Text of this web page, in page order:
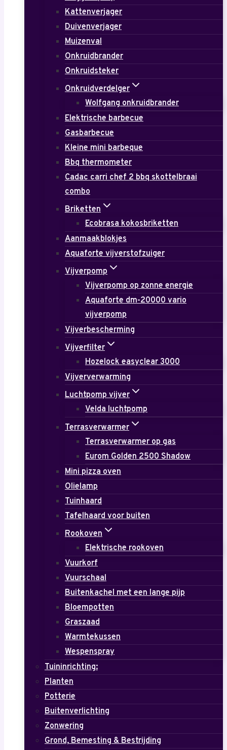
Kattenverjager
Duivenverjager
Muizenval
Onkruidbrander
Onkruidsteker
Onkruidverdelger
Wolfgang onkruidbrander
Elektrische barbecue
Gasbarbecue
Kleine mini barbeque
Bbq thermometer
Cadac carri chef 2 bbq skottelbraai
combo
Briketten
Ecobrasa kokosbriketten
Aanmaakblokjes
Aquaforte vijverstofzuiger
Vijverpomp
Vijverpomp op zonne energie
Aquaforte dm-20000 vario
vijverpomp
Vijverbescherming
Vijverfilter
Hozelock easyclear 3000
Vijververwarming
Luchtpomp vijver
Velda luchtpomp
Terrasverwarmer
Terrasverwarmer op gas
Eurom Golden 2500 Shadow
Mini pizza oven
Olielamp
Tuinhaard
Tafelhaard voor buiten
Rookoven
Elektrische rookoven
Vuurkorf
Vuurschaal
Buitenkachel met een lange pijp
Bloempotten
Graszaad
Warmtekussen
Wespenspray
Tuininrichting:
Planten
Potterie
Buitenverlichting
Zonwering
Grond, Bemesting & Bestrijding